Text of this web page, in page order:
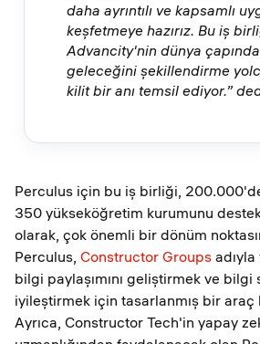
daha ayrıntılı ve kapsamlı
keşfetmeye hazırız. Bu iş
Advancity'nin dünya
geleceğini şekillendirme
kilit bir anı temsil ediyor.”
Perculus için bu iş birliği,
350 yükseköğretim kurumunu
olarak, çok önemli bir dönüm
Perculus, Constructor Groups
bilgi paylaşımını geliştirmek ve bilgi
iyileştirmek için tasarlanmış bir araç
Ayrıca, Constructor Tech'in yapay